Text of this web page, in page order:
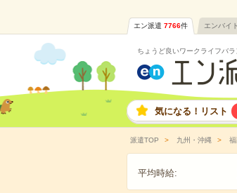
エン派遣 7766件 エンバイト
ちょうど良いワークライフバラ
気になる！リスト
派遣TOP 九州・沖縄 福
平均時給: